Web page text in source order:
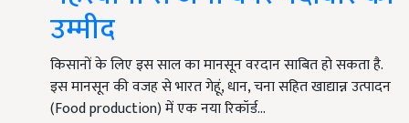
उम्मीद
किसानों के लिए इस साल का मानसून वरदान साबित हो सकता है.
इस मानसून की वजह से भारत गेहूं, धान, चना सहित खाद्यान्न उत्पादन
(Food production) में एक नया रिकॉर्ड…